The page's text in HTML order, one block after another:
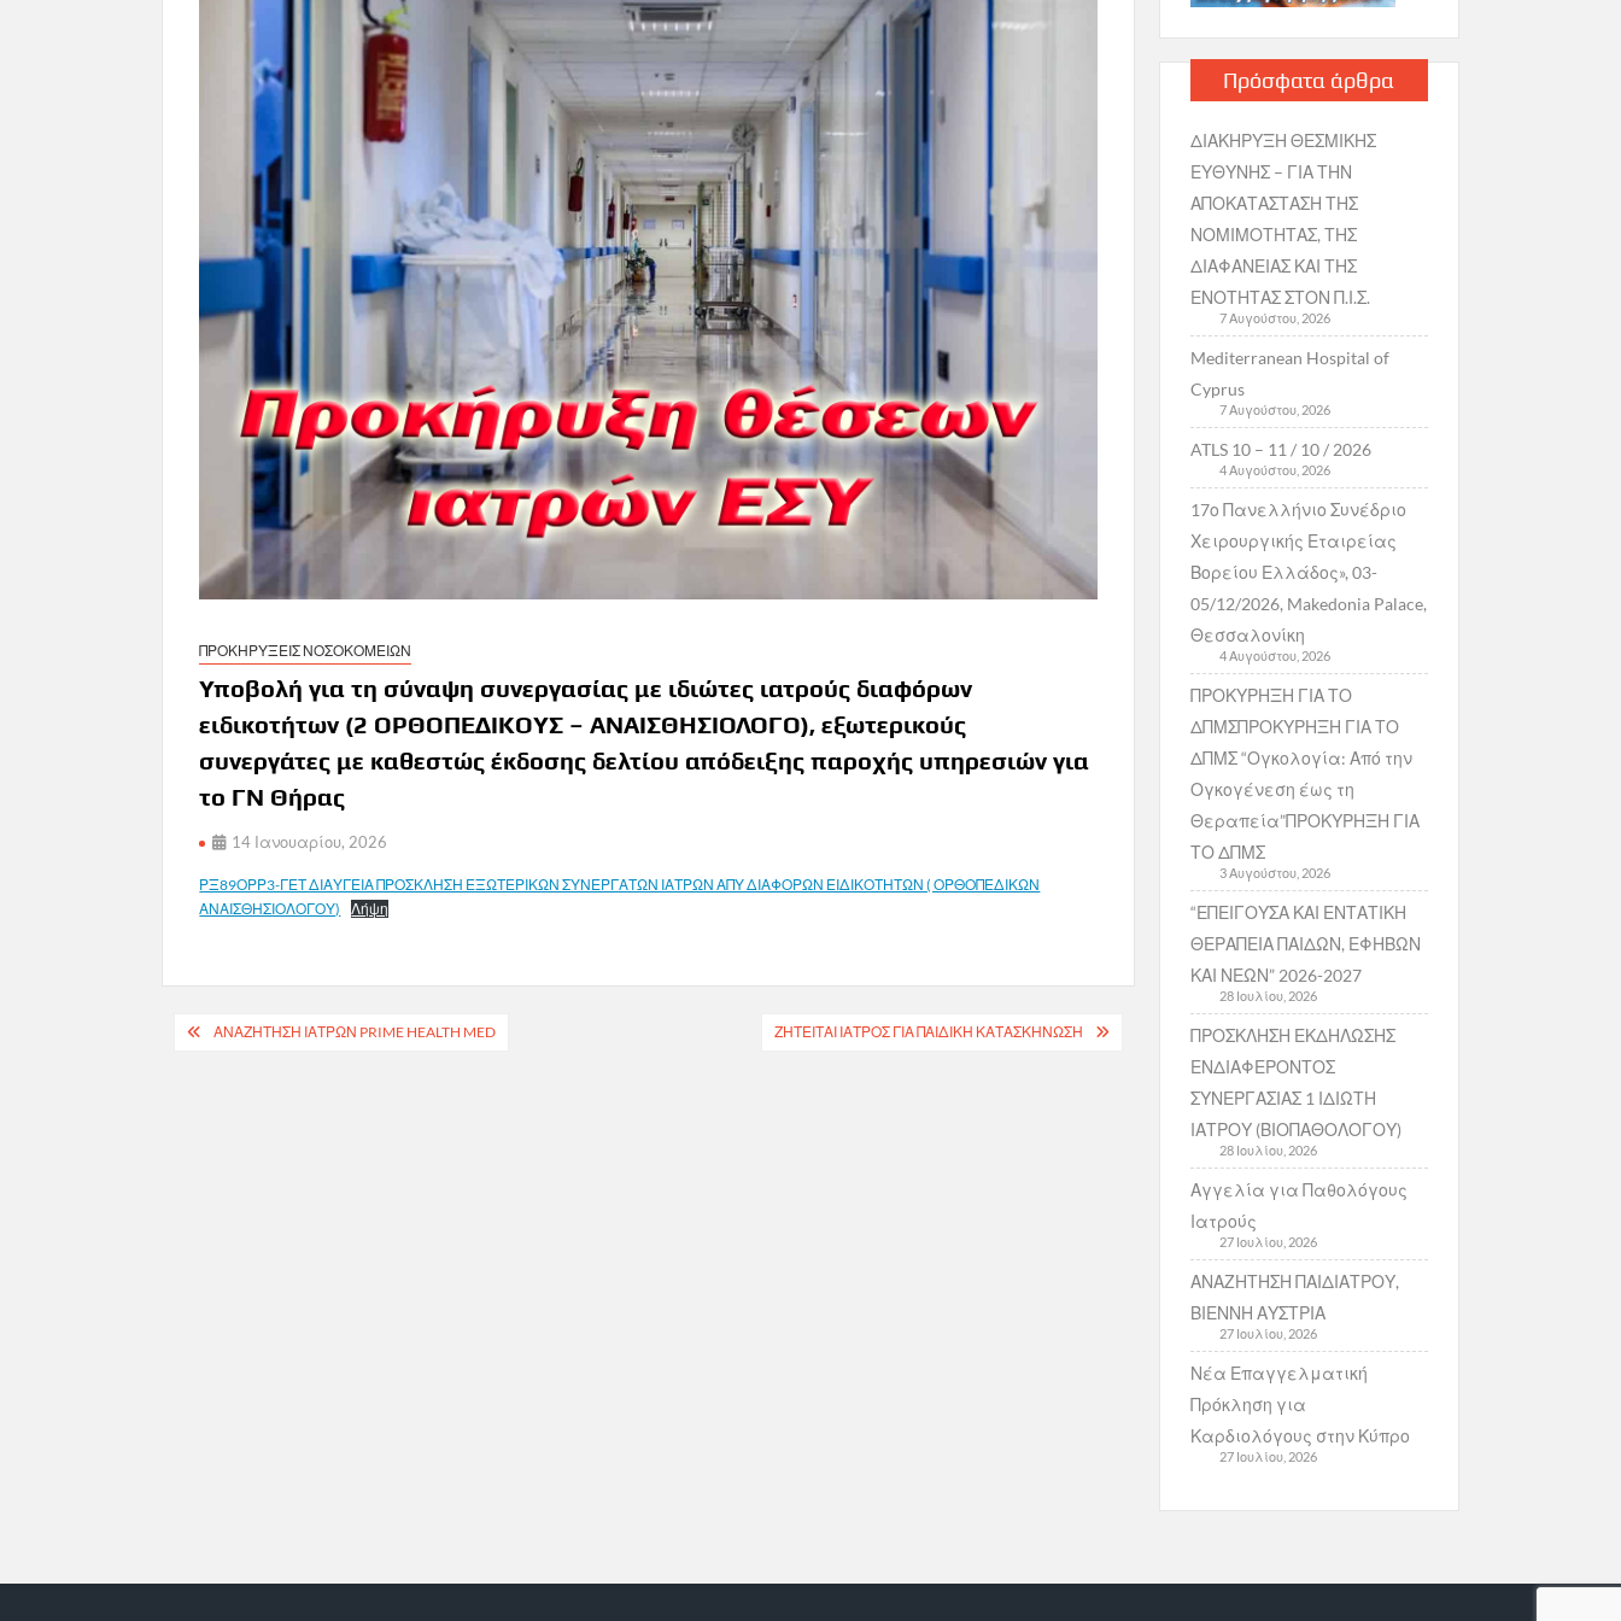
ΠΡΟΚΗΡΥΞΕΙΣ ΝΟΣΟΚΟΜΕΙΩΝ
Υποβολή για τη σύναψη συνεργασίας με ιδιώτες ιατρούς διαφόρων
ειδικοτήτων (2 ΟΡΘΟΠΕΔΙΚΟΥΣ – ΑΝΑΙΣΘΗΣΙΟΛΟΓΟ), εξωτερικούς
συνεργάτες με καθεστώς έκδοσης δελτίου απόδειξης παροχής υπηρεσιών για
το ΓΝ Θήρας
14 Ιανουαρίου, 2026
ΡΞ89ΟΡΡ3-ΓΕΤ ΔΙΑΥΓΕΙΑ ΠΡΟΣΚΛΗΣΗ ΕΞΩΤΕΡΙΚΩΝ ΣΥΝΕΡΓΑΤΩΝ ΙΑΤΡΩΝ ΑΠΥ ΔΙΑΦΟΡΩΝ ΕΙΔΙΚΟΤΗΤΩΝ ( ΟΡΘΟΠΕΔΙΚΩΝ
ΑΝΑΙΣΘΗΣΙΟΛΟΓΟΥ)
Λήψη
Πλοήγηση
ΑΝΑΖΗΤΗΣΗ ΙΑΤΡΩΝ PRIME HEALTH MED ΖΗΤΕΊΤΑΙ ΙΑΤΡΌΣ ΓΙΑ ΠΑΙΔΙΚΉ ΚΑΤΑΣΚΉΝΩΣΗ
Πρόσφατα άρθρα
ΔΙΑΚΗΡΥΞΗ ΘΕΣΜΙΚΗΣ
ΕΥΘΥΝΗΣ – ΓΙΑ ΤΗΝ
ΑΠΟΚΑΤΑΣΤΑΣΗ ΤΗΣ
ΝΟΜΙΜΟΤΗΤΑΣ, ΤΗΣ
ΔΙΑΦΑΝΕΙΑΣ ΚΑΙ ΤΗΣ
ΕΝΟΤΗΤΑΣ ΣΤΟΝ Π.Ι.Σ.
7 Αυγούστου, 2026
Mediterranean Hospital of
Cyprus
7 Αυγούστου, 2026
ATLS 10 – 11 / 10 / 2026
4 Αυγούστου, 2026
17ο Πανελλήνιο Συνέδριο
Χειρουργικής Εταιρείας
Βορείου Ελλάδος», 03-
05/12/2026, Makedonia Palace,
Θεσσαλονίκη
4 Αυγούστου, 2026
ΠΡΟΚΥΡΗΞΗ ΓΙΑ ΤΟ
ΔΠΜΣΠΡΟΚΥΡΗΞΗ ΓΙΑ ΤΟ
ΔΠΜΣ “Ογκολογία: Από την
Ογκογένεση έως τη
Θεραπεία”ΠΡΟΚΥΡΗΞΗ ΓΙΑ
ΤΟ ΔΠΜΣ
3 Αυγούστου, 2026
“ΕΠΕΙΓΟΥΣΑ ΚΑΙ ΕΝΤΑΤΙΚΗ
ΘΕΡΑΠΕΙΑ ΠΑΙΔΩΝ, ΕΦΗΒΩΝ
ΚΑΙ ΝΕΩΝ” 2026-2027
28 Ιουλίου, 2026
ΠΡΟΣΚΛΗΣΗ ΕΚΔΗΛΩΣΗΣ
ΕΝΔΙΑΦΕΡΟΝΤΟΣ
ΣΥΝΕΡΓΑΣΙΑΣ 1 ΙΔΙΩΤΗ
ΙΑΤΡΟΥ (ΒΙΟΠΑΘΟΛΟΓΟΥ)
28 Ιουλίου, 2026
Αγγελία για Παθολόγους
Ιατρούς
27 Ιουλίου, 2026
ΑΝΑΖΗΤΗΣΗ ΠΑΙΔΙΑΤΡΟΥ,
ΒΙΕΝΝΗ ΑΥΣΤΡΙΑ
27 Ιουλίου, 2026
Νέα Επαγγελματική
Πρόκληση για
Καρδιολόγους στην Κύπρο
27 Ιουλίου, 2026